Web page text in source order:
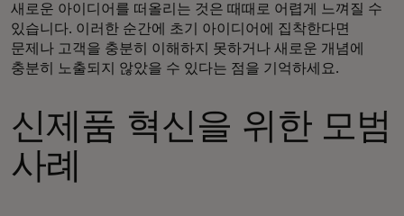
새로운 아이디어를 떠올리는 것은 때때로 어렵게 느껴질 수
있습니다. 이러한 순간에 초기 아이디어에 집착한다면
문제나 고객을 충분히 이해하지 못하거나 새로운 개념에
충분히 노출되지 않았을 수 있다는 점을 기억하세요.
신제품 혁신을 위한 모범
사례